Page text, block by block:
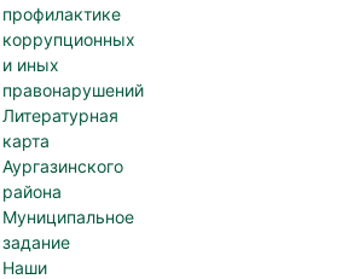
профилактике
коррупционных
и иных
правонарушений
Литературная
карта
Аургазинского
района
Муниципальное
задание
Наши